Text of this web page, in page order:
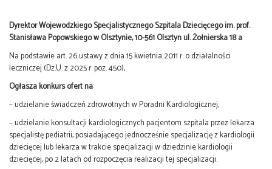
Dyrektor Wojewódzkiego Specjalistycznego Szpitala Dziecięcego im.prof.
Stanisława Popowskiego w Olsztynie, 10-561 Olsztyn ul. Żołnierska 18 a
Na podstawie art. 26 ustawy z dnia 15 kwietnia 2011 r. o działalności
leczniczej (Dz.U. z 2025 r. poz. 450),
Ogłasza konkurs ofert na:
– udzielanie świadczeń zdrowotnych w Poradni Kardiologicznej,
– udzielanie konsultacji kardiologicznych pacjentom szpitala przez lekarza
specjalistę pediatrii, posiadającego jednocześnie specjalizację z kardiologii
dziecięcej lub lekarza w trakcie specjalizacji w dziedzinie kardiologii
dziecięcej, po 2 latach od rozpoczęcia realizacji tej specjalizacji.